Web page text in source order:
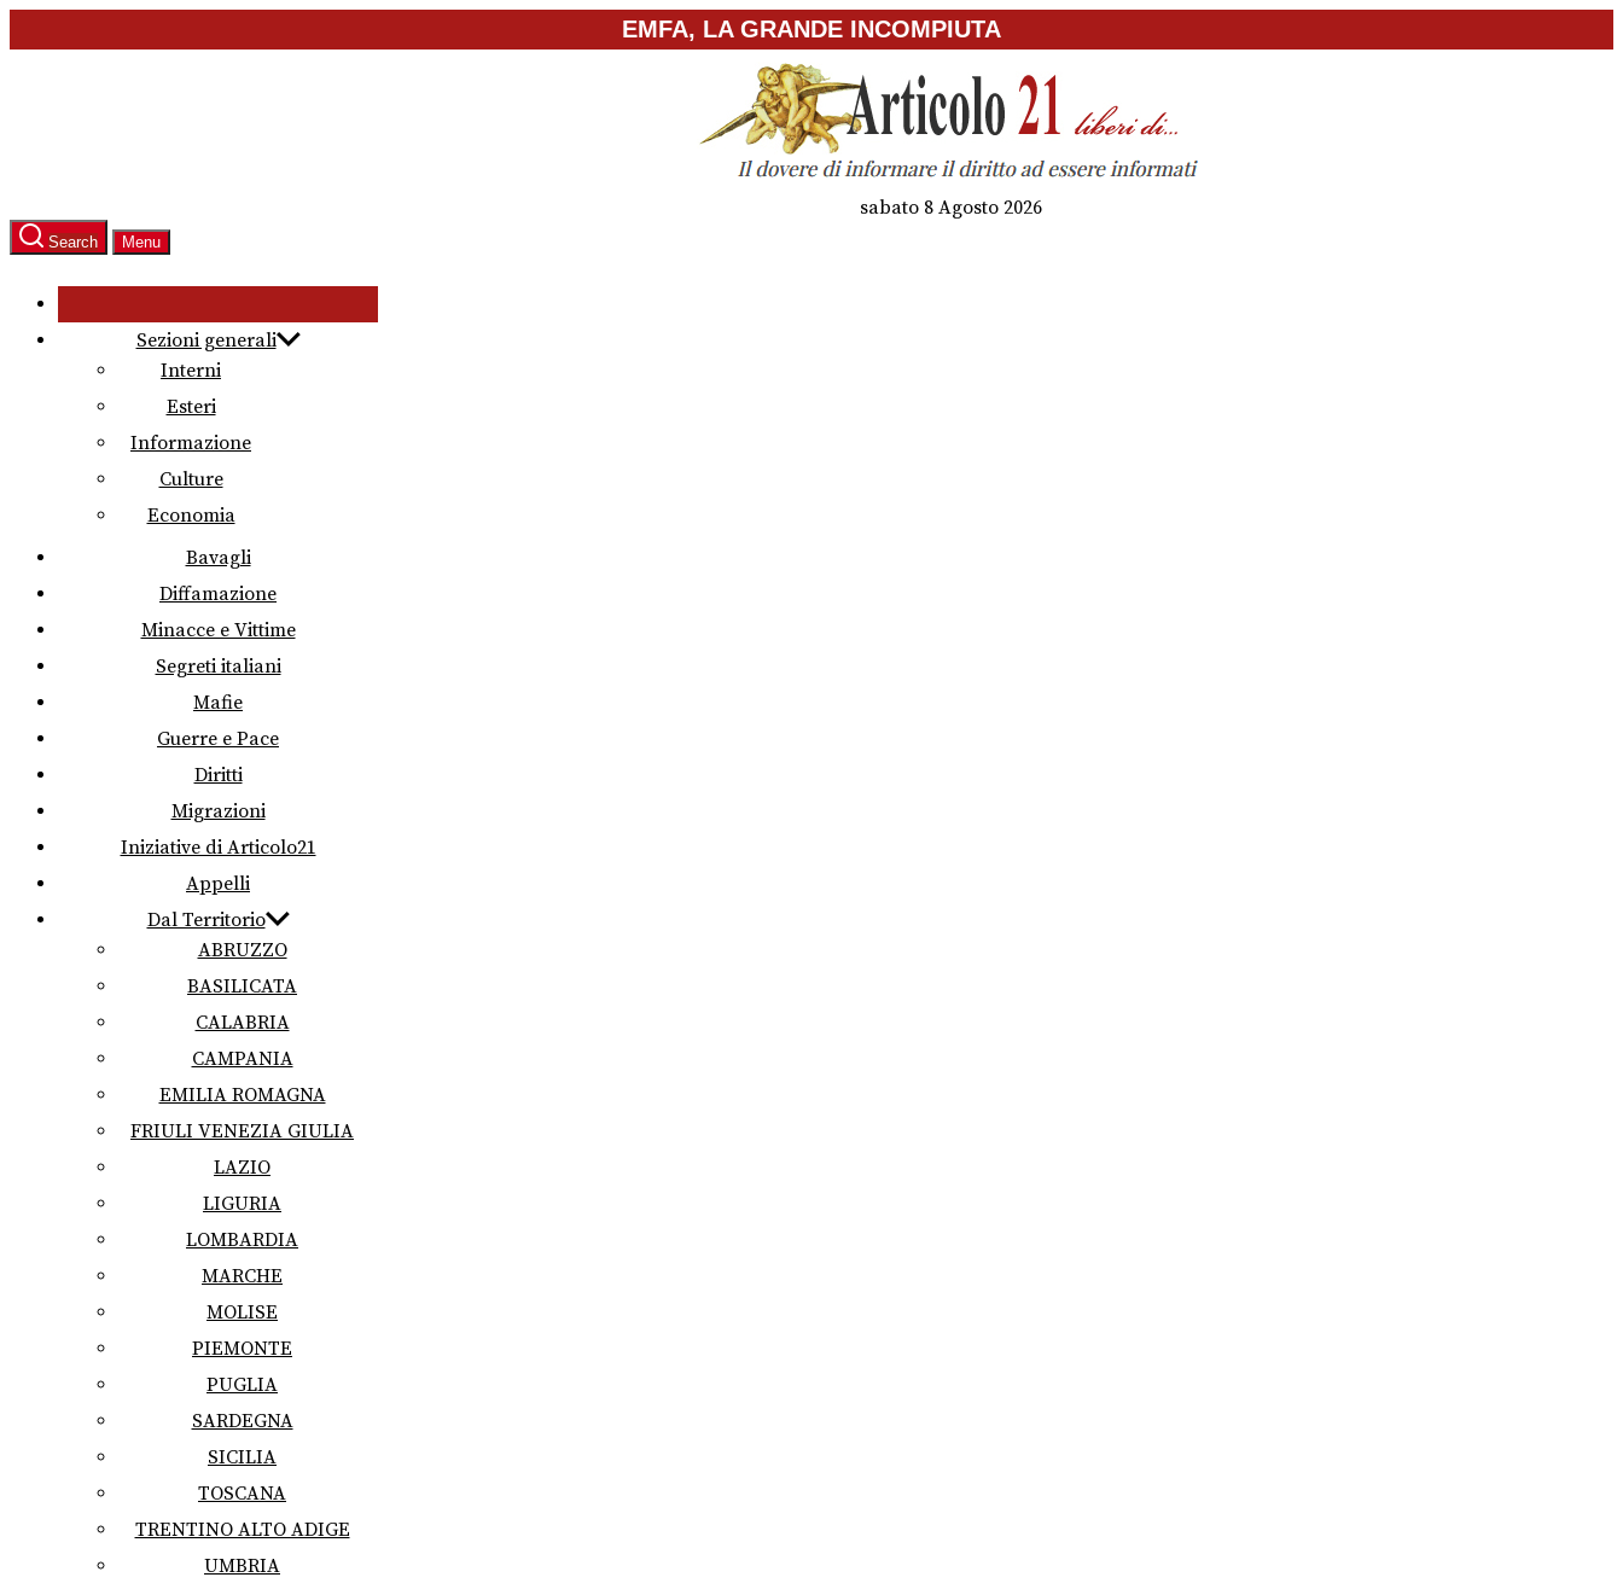
to
EMFA, LA GRANDE INCOMPIUTA
sabato 8 Agosto 2026
Search Menu
Sezioni generali
Interni
Esteri
Informazione
Culture
Economia
Bavagli
Diffamazione
Minacce e Vittime
Segreti italiani
Mafie
Guerre e Pace
Diritti
Migrazioni
Iniziative di Articolo21
Appelli
Dal Territorio
ABRUZZO
BASILICATA
CALABRIA
CAMPANIA
EMILIA ROMAGNA
FRIULI VENEZIA GIULIA
LAZIO
LIGURIA
LOMBARDIA
MARCHE
MOLISE
PIEMONTE
PUGLIA
SARDEGNA
SICILIA
TOSCANA
TRENTINO ALTO ADIGE
UMBRIA